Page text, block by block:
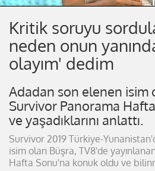
Kritik soruyu
neden onun
olayım' dedim
Adadan son elenen isim
Survivor Panorama
ve yaşadıklarını anlattı.
Survivor 2019 Türkiye-
isim olan Büşra, TV8'de
Hafta Sonu'na konuk oldu ve